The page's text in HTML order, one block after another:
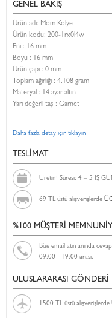
GENEL BAKIŞ
Ürün adı: Mom Kolye
Ürün kodu: 200-1rx0l4w
Eni : 16 mm
Boyu : 16 mm
Ürün çapı : 0 mm
Toplam ağırlığı : 4.108 gram
Materyal : 14 ayar altın
Yarı değerli taş : Garnet
Daha fazla detay için tıklayın
TESLİMAT
Üretim Süresi: 4 – 5 İŞ
69 TL üstü alışverişlerde
%100 MÜŞTERİ
Bize email atın anında
09:00 - 19:00 arası.
ULUSLARARASI GÖNDERİ
1500 TL üstü